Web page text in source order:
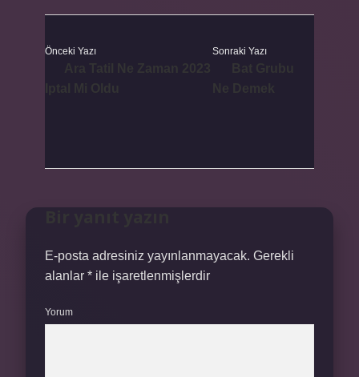
Önceki Yazı Sonraki Yazı
E-posta adresiniz yayınlanmayacak. Gerekli
alanlar * ile işaretlenmişlerdir
Yorum